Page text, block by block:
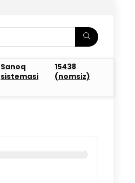
Sanoq
sistemasi
15438
(nomsiz)